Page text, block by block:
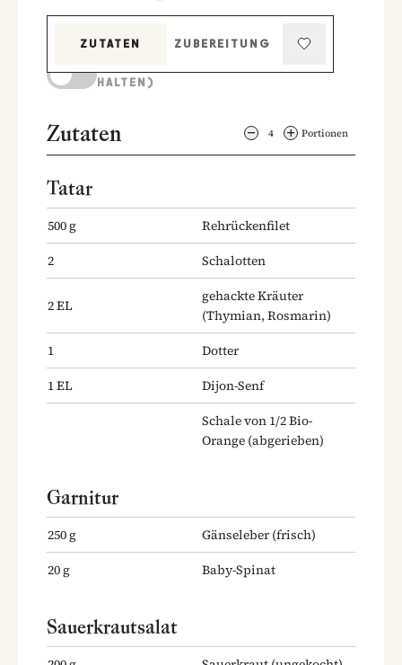
ZUTATEN
ZUBEREITUNG
HALTEN)
Zutaten 4 Portionen
Tatar
500g
Rehrückenfilet
2
Schalotten
2EL
gehackte Kräuter
(Thymian, Rosmarin)
1
Dotter
1EL
Dijon-Senf
Schale von 1/2 Bio-
Orange (abgerieben)
Garnitur
250g Gänseleber (frisch)
20g Baby-Spinat
Sauerkrautsalat